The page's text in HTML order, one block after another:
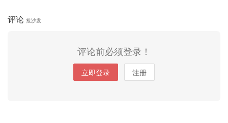
评论 抢沙发
评论前必须登录！
立即登录 注册